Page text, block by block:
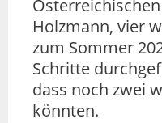
Holzmann, vier
zum Sommer
Schritte
dass noch zwei
könnten.